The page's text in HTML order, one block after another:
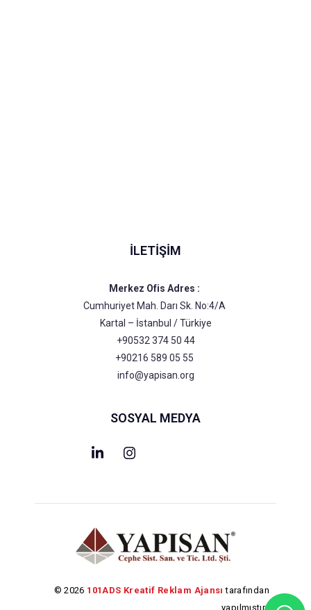
İLETIŞIM
Merkez Ofis Adres :
Cumhuriyet Mah. Darı Sk. No:4/A
Kartal – İstanbul / Türkiye
+90532 374 50 44
+90216 589 05 55
info@yapisan.org
SOSYAL MEDYA
© 2026 101ADS Kreatif Reklam Ajansı tarafından
yapılmıştır.